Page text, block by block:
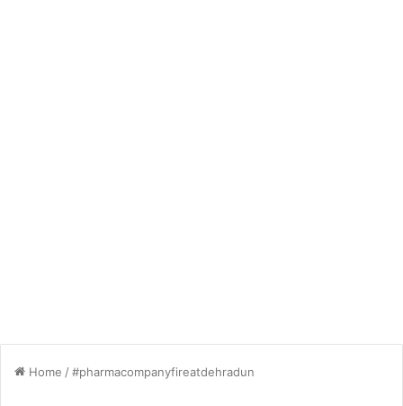
Home /#pharmacompanyfireatdehradun